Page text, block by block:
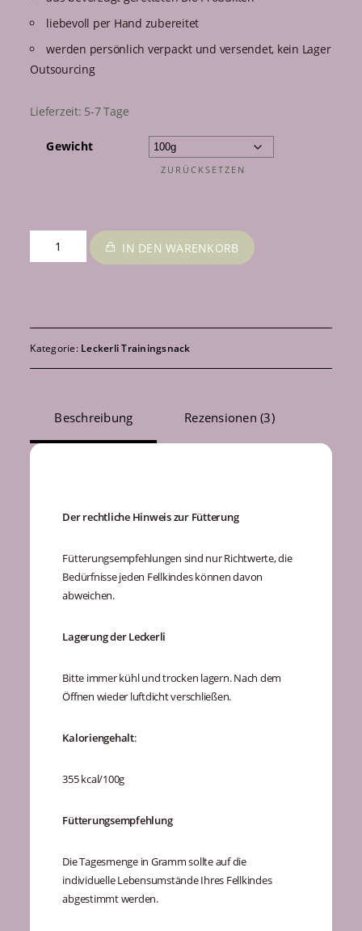
liebevoll per Hand zubereitet
werden persönlich verpackt und versendet, kein Lager
Outsourcing
Lieferzeit: 5-7 Tage
Gewicht
ZURÜCKSETZEN
Menge
IN DEN WARENKORB
Kategorie: Leckerli Trainingsnack
Beschreibung Rezensionen (3)
Der rechtliche Hinweis zur Fütterung
Fütterungsempfehlungen sind nur Richtwerte, die
Bedürfnisse jeden Fellkindes können davon
abweichen.
Lagerung der Leckerli
Bitte immer kühl und trocken lagern. Nach dem
Öffnen wieder luftdicht verschließen.
Kaloriengehalt:
355 kcal/100g
Fütterungsempfehlung
Die Tagesmenge in Gramm sollte auf die
individuelle Lebensumstände Ihres Fellkindes
abgestimmt werden.